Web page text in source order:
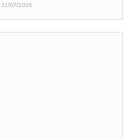
31/07/2026